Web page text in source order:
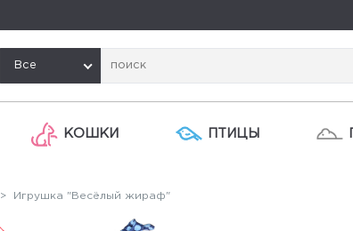
Все
КОШКИ ПТИЦЫ
> Игрушка "Весёлый жираф"